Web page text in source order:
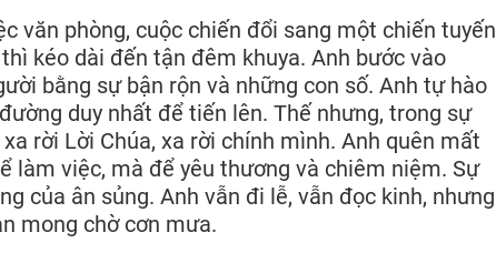
văn phòng, cuộc chiến đổi sang một chiến tuyến
kéo dài đến tận đêm khuya. Anh bước vào
bằng sự bận rộn và những con số. Anh tự hào
duy nhất để tiến lên. Thế nhưng, trong sự
rời Lời Chúa, xa rời chính mình. Anh quên mất
làm việc, mà để yêu thương và chiêm niệm. Sự
của ân sủng. Anh vẫn đi lễ, vẫn đọc kinh, nhưng
mong chờ cơn mưa.